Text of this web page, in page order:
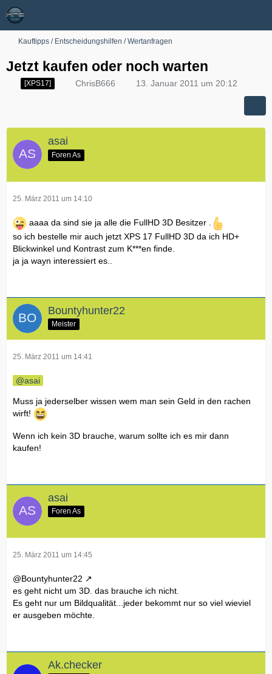
Kauftipps / Entscheidungshilfen / Wertanfragen
Jetzt kaufen oder noch warten
[XPS17] ChrisB666 13. Januar 2011 um 20:12
asai
Foren As
25. März 2011 um 14:10
aaaa da sind sie ja alle die FullHD 3D Besitzer .
so ich bestelle mir auch jetzt XPS 17 FullHD 3D da ich HD+
Blickwinkel und Kontrast zum K***en finde.
ja ja wayn interessiert es..
Bountyhunter22
Meister
25. März 2011 um 14:41
asai
Muss ja jederselber wissen wem man sein Geld in den rachen
wirft!
Wenn ich kein 3D brauche, warum sollte ich es mir dann
kaufen!
asai
Foren As
25. März 2011 um 14:45
@Bountyhunter22
es geht nicht um 3D. das brauche ich nicht.
Es geht nur um Bildqualität...jeder bekommt nur so viel wieviel
er ausgeben möchte.
Ak.checker